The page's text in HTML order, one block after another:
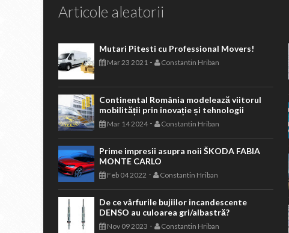
Articole aleatorii
Mutari Pitesti cu Professional Movers!
Mar 23 2021 - Constantin Hriban
Continental România modelează viitorul
mobilității prin inovație și tehnologii
Mar 14 2024- Constantin Hriban
Prime impresii asupra noii ŠKODA FABIA
MONTE CARLO
Feb 04 2022 - Constantin Hriban
De ce vârfurile bujiilor incandescente
DENSO au culoarea gri/albastră?
Nov 09 2023 - Constantin Hriban